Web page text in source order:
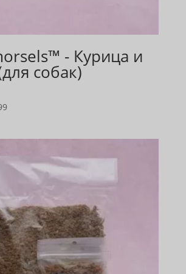
- Курица и
собак)
Диапазон
$618.99